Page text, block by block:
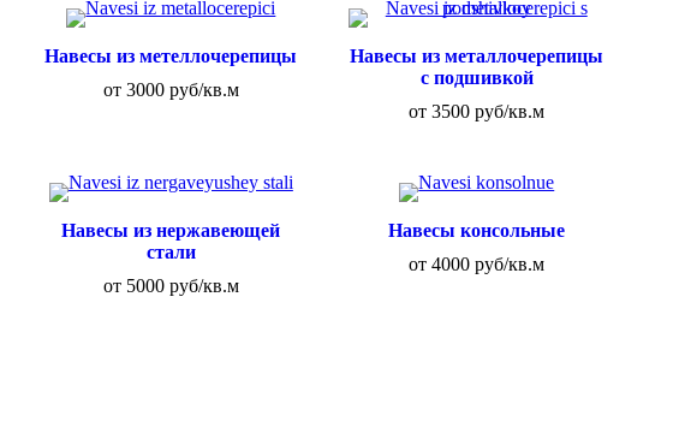
Навесы из метеллочерепицы
от 3000 руб/кв.м
Навесы из металлочерепицы
с подшивкой
от 3500 руб/кв.м
Навесы из нержавеющей
стали
от 5000 руб/кв.м
Навесы консольные
от 4000 руб/кв.м